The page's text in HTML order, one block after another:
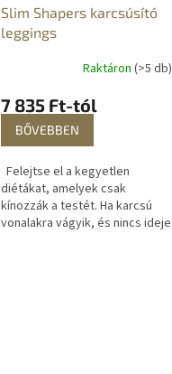
Slim Shapers karcsúsító
leggings
Raktáron (>5 db)
7 835 Ft-tól
BŐVEBBEN
Felejtse el a kegyetlen
diétákat, amelyek csak
kínozzák a testét. Ha karcsú
vonalakra vágyik, és nincs ideje